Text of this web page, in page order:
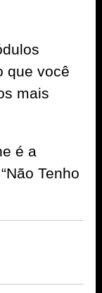
que você
mais
é a
Tenho